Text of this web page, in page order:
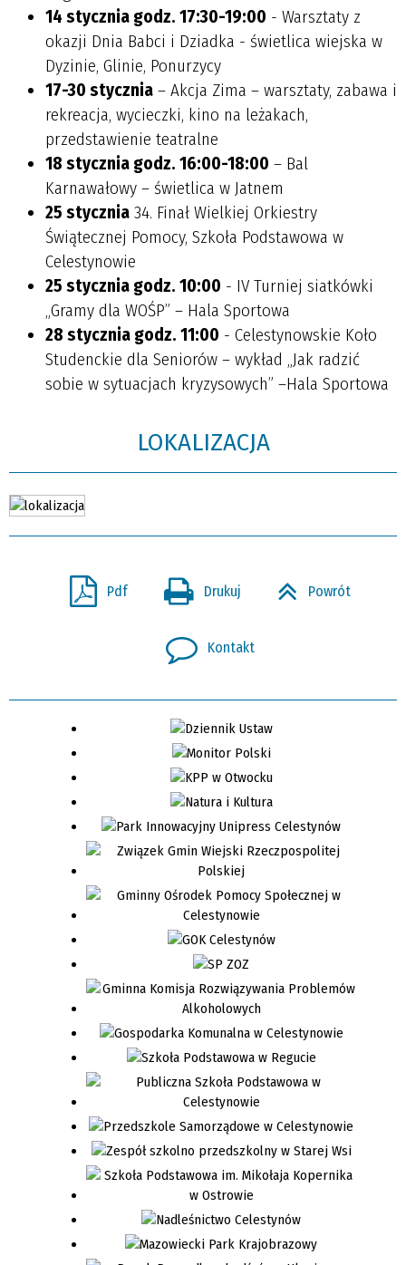
14 stycznia godz. 17:30-19:00 - Warsztaty z
okazji Dnia Babci i Dziadka - świetlica wiejska w
Dyzinie, Glinie, Ponurzycy
17-30 stycznia – Akcja Zima – warsztaty, zabawa i
rekreacja, wycieczki, kino na leżakach,
przedstawienie teatralne
18 stycznia godz. 16:00-18:00 – Bal
Karnawałowy – świetlica w Jatnem
25 stycznia 34. Finał Wielkiej Orkiestry
Świątecznej Pomocy, Szkoła Podstawowa w
Celestynowie
25 stycznia godz. 10:00 - IV Turniej siatkówki
„Gramy dla WOŚP” – Hala Sportowa
28 stycznia godz. 11:00 - Celestynowskie Koło
Studenckie dla Seniorów – wykład „Jak radzić
sobie w sytuacjach kryzysowych” –Hala Sportowa
LOKALIZACJA
Pdf Drukuj Powrót
Kontakt